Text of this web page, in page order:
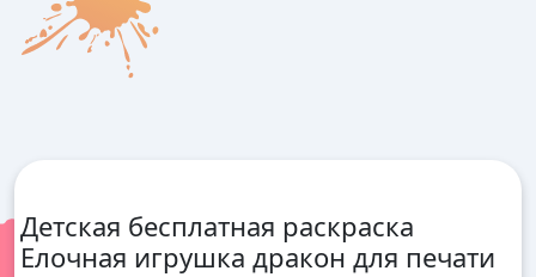
Детская бесплатная раскраска
Елочная игрушка дракон для печати